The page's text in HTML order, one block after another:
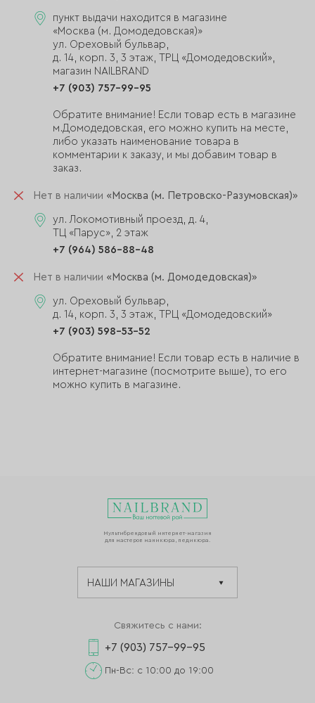
пункт выдачи находится в магазине
«Москва (м. Домодедовская)»
ул. Ореховый бульвар,
д. 14, корп. 3, 3 этаж, ТРЦ «Домодедовский»,
магазин NAILBRAND
+7 (903) 757-99-95
Обратите внимание! Если товар есть в магазине
м.Домодедовская, его можно купить на месте,
либо указать наименование товара в
комментарии к заказу, и мы добавим товар в
заказ.
Нет в наличии «Москва (м. Петровско-Разумовская)»
ул. Локомотивный проезд, д. 4,
ТЦ «Парус», 2 этаж
+7 (964) 586-88-48
Нет в наличии «Москва (м. Домодедовская)»
ул. Ореховый бульвар,
д. 14, корп. 3, 3 этаж, ТРЦ «Домодедовский»
+7 (903) 598-53-52
Обратите внимание! Если товар есть в наличие в
интернет-магазине (посмотрите выше), то его
можно купить в магазине.
Мультибрендовый интернет-магазин
для мастеров маникюра, педикюра.
Свяжитесь с нами:
+7 (903) 757-99-95
Пн-Вс: с 10:00 до 19:00